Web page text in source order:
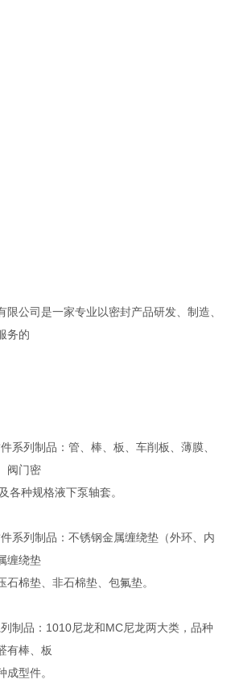
限公司是一家专业以密封产品研发、制造、
务的
列制品：管、棒、板、车削板、薄膜、
阀门密
各种规格液下泵轴套。
系列制品：不锈钢金属缠绕垫（外环、内
缠绕垫
石棉垫、非石棉垫、包氟垫。
制品：1010尼龙和MC尼龙两大类，品种
有棒、板
成型件。